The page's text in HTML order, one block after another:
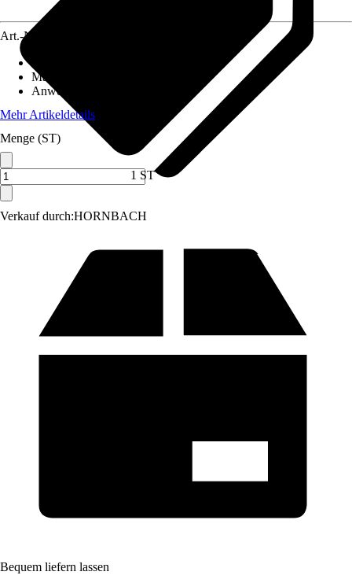
Verkauf durch:HORNBACH
Art.-Nr.
Material
Anwendung
Mehr Artikeldetails
Menge (ST)
1 ST
Bequem liefern lassen